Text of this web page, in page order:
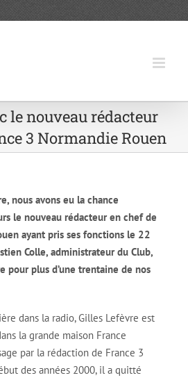
le nouveau rédacteur
3 Normandie Rouen
nous avons eu la chance
le nouveau rédacteur en chef de
ayant pris ses fonctions le 22
Colle, administrateur du Club,
pour plus d’une trentaine de nos
dans la radio, Gilles Lefèvre est
la grande maison France
par la rédaction de France 3
des années 2000, il a quitté